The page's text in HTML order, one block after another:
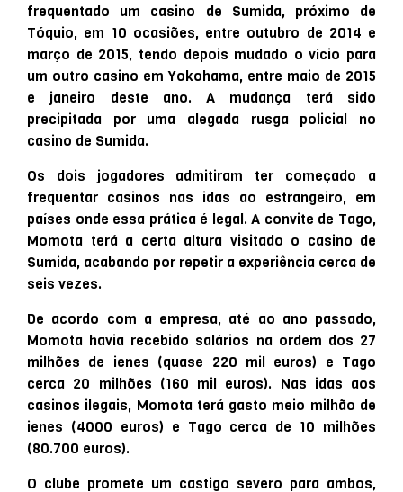
frequentado um casino de Sumida, próximo de
Tóquio, em 10 ocasiões, entre outubro de 2014 e
março de 2015, tendo depois mudado o vício para
um outro casino em Yokohama, entre maio de 2015
e janeiro deste ano. A mudança terá sido
precipitada por uma alegada rusga policial no
casino de Sumida.
Os dois jogadores admitiram ter começado a
frequentar casinos nas idas ao estrangeiro, em
países onde essa prática é legal. A convite de Tago,
Momota terá a certa altura visitado o casino de
Sumida, acabando por repetir a experiência cerca de
seis vezes.
De acordo com a empresa, até ao ano passado,
Momota havia recebido salários na ordem dos 27
milhões de ienes (quase 220 mil euros) e Tago
cerca 20 milhões (160 mil euros). Nas idas aos
casinos ilegais, Momota terá gasto meio milhão de
ienes (4000 euros) e Tago cerca de 10 milhões
(80.700 euros).
O clube promete um castigo severo para ambos,